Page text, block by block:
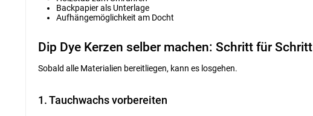
Backpapier als Unterlage
Aufhängemöglichkeit am Docht
Dip Dye Kerzen selber machen: Schritt für Schritt
Sobald alle Materialien bereitliegen, kann es losgehen.
1. Tauchwachs vorbereiten